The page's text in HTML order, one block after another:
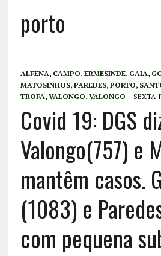
porto
ALFENA, CAMPO, ERMESINDE, GAIA,
MATOSINHOS, PAREDES, PORTO,
TROFA, VALONGO, VALONGO SEXTA-
Covid 19: DGS
Valongo(757) e
mantêm casos.
(1083) e
com pequena